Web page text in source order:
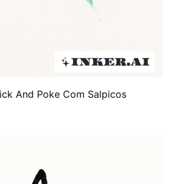
And Poke Com Salpicos